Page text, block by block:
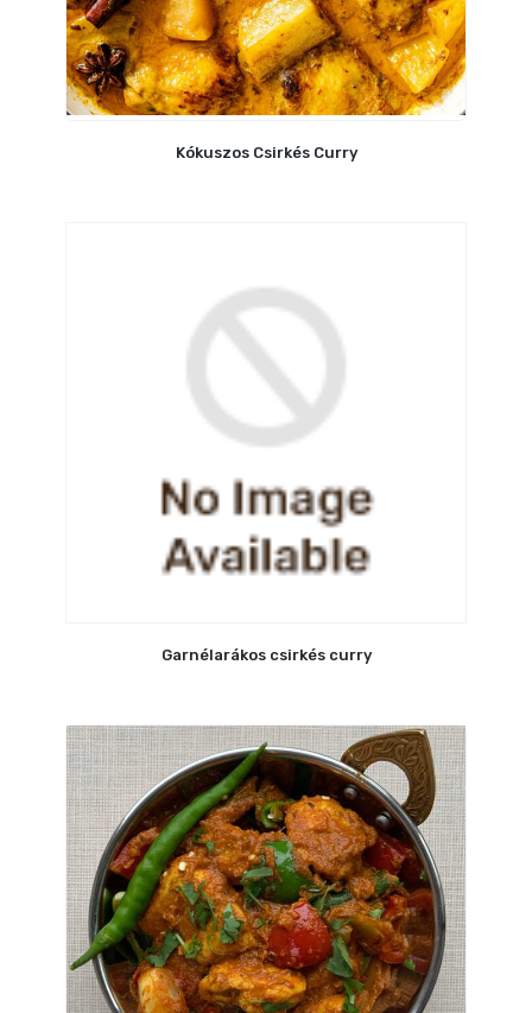
Kókuszos Csirkés Curry
Garnélarákos csirkés curry